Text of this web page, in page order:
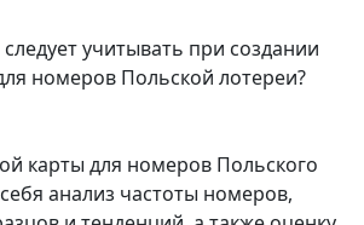
карты для номеров Польского
анализ частоты номеров,